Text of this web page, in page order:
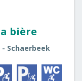
bière
Schaerbeek